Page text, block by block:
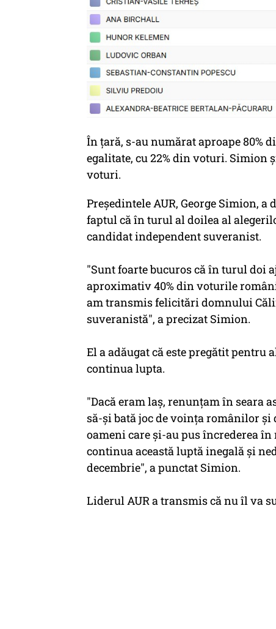
În țară, s-au numărat aproape 80%
egalitate, cu 22% din voturi. Simion
voturi.
Preşedintele AUR, George Simion,
faptul că în turul al doilea al
candidat independent suveranist.
"Sunt foarte bucuros că în turul doi
aproximativ 40% din voturile
am transmis felicitări domnului
suveranistă", a precizat Simion.
El a adăugat că este pregătit
continua lupta.
"Dacă eram laş, renunţam în seara
să-şi bată joc de voinţa românilor şi
oameni care şi-au pus încrederea
continua această luptă inegală şi
decembrie", a punctat Simion.
Liderul AUR a transmis că nu îl va